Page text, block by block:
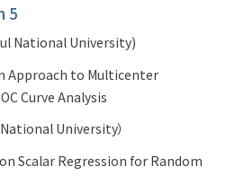
5
National University)
Approach to Multicenter
Curve Analysis
National University）
Scalar Regression for Random